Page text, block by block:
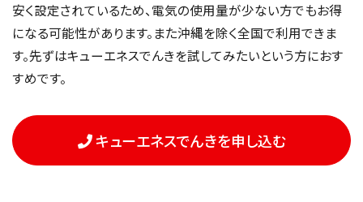
安く設定されているため、電気の使用量が少ない方でもお得
になる可能性があります。また沖縄を除く全国で利用できま
す。先ずはキューエネスでんきを試してみたいという方におす
すめです。
キューエネスでんきを申し込む